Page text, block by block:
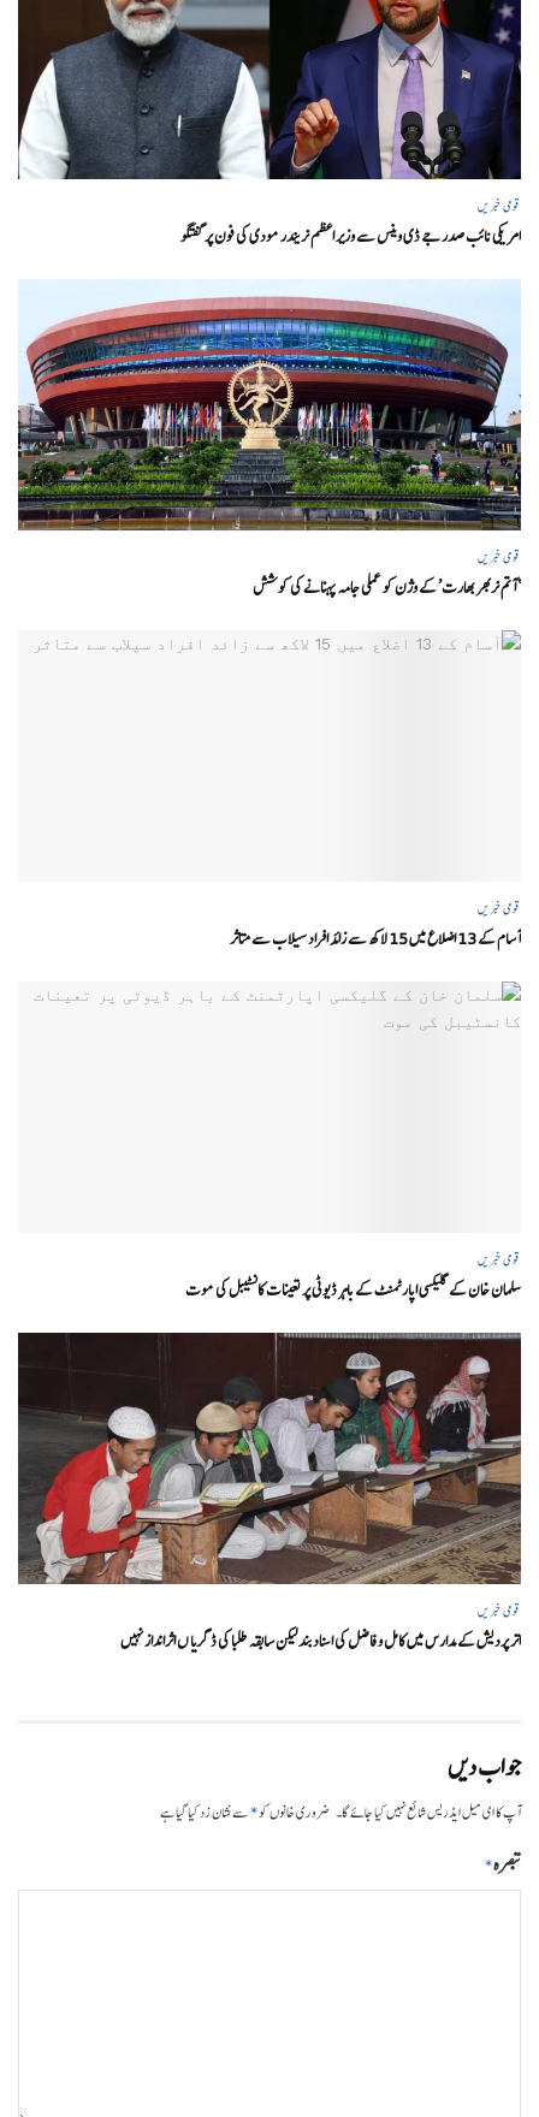
قومی خبریں
امریکی نائب صدر جے ڈی وینس سے وزیر اعظم نریندر مودی کی فون پر گفتگو
قومی خبریں
‘ آتم نربھر بھارت’ کے وژن کو عملی جامہ پہنانے کی کوشش
قومی خبریں
آسام کے 13 اضلاع میں 15 لاکھ سے زائد افراد سیلاب سے متاثر
قومی خبریں
سلمان خان کے گلیکسی اپارٹمنٹ کے باہر ڈیوٹی پر تعینات کانسٹیبل کی موت
قومی خبریں
اتر پردیش کےمدارس میں کامل و فاضل کی اسناد بند لیکن سابقہ طلبا کی ڈگریا ں اثرانداز نہیں
جواب دیں
آپ کا ای میل ایڈریس شائع نہیں کیا جائے گا۔ ضروری خانوں کو*سے نشان زد کیا گیا ہے
تبصرہ*